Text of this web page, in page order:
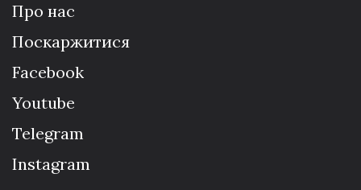
Про нас
Поскаржитися
Facebook
Youtube
Telegram
Instagram